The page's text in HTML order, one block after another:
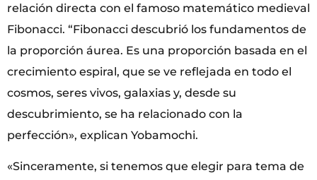
relación directa con el famoso matemático medieval
Fibonacci. “Fibonacci descubrió los fundamentos de
la proporción áurea. Es una proporción basada en el
crecimiento espiral, que se ve reflejada en todo el
cosmos, seres vivos, galaxias y, desde su
descubrimiento, se ha relacionado con la
perfección», explican Yobamochi.
«Sinceramente, si tenemos que elegir para tema de